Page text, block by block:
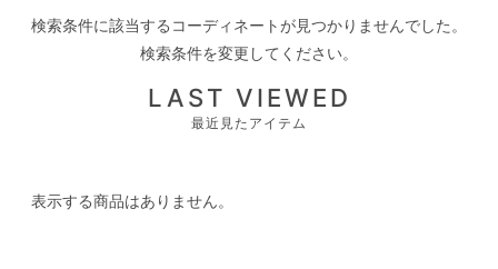
検索条件に該当するコーディネートが見つかりませんでした。
検索条件を変更してください。
LAST VIEWED
最近見たアイテム
表示する商品はありません。